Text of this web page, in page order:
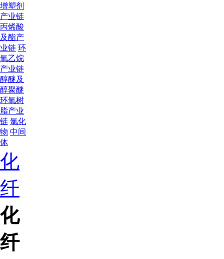
增塑剂
产业链
丙烯酸
及酯产
业链 环
氧乙烷
产业链
醇醚及
醇聚醚
环氧树
脂产业
链 氯化
物 中间
体
化
纤
化
纤